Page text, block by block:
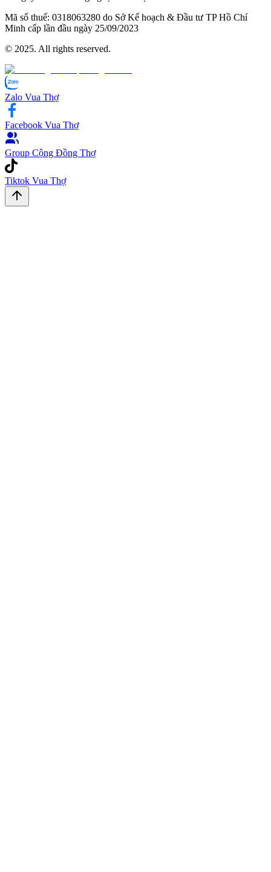
Mã số thuế: 0​3​1​8​0​6​3​2​8​0 do Sở Kế hoạch & Đầu tư TP Hồ Chí
Minh cấp lần đầu ngày 2​5/0​9/2​0​2​3
© 2025. All rights reserved.
Zalo Vua Thợ
Facebook Vua Thợ
Group Cộng Đồng Thợ
Tiktok Vua Thợ